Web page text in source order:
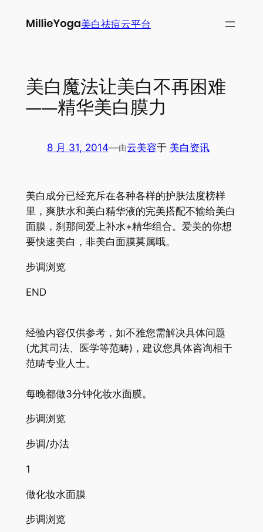
美白祛痘云平台
美白魔法让美白不再困难
——精华美白膜力
8 月 31, 2014—由云美容于 美白资讯
美白成分已经充斥在各种各样的护肤法度榜样
里，爽肤水和美白精华液的完美搭配不输给美白
面膜，刹那间爱上补水+精华组合。爱美的你想
要快速美白，非美白面膜莫属哦。
步调浏览
END
经验内容仅供参考，如不雅您需解决具体问题
(尤其司法、医学等范畴)，建议您具体咨询相干
范畴专业人士。
每晚都做3分钟化妆水面膜。
步调浏览
步调/办法
1
做化妆水面膜
步调浏览